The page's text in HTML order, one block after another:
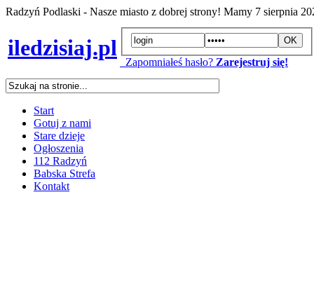
Radzyń Podlaski - Nasze miasto z dobrej strony! Mamy 7 sierpnia
iledzisiaj.pl
Zapomniałeś hasło? Zarejestruj się!
Start
Gotuj z nami
Stare dzieje
Ogłoszenia
112 Radzyń
Babska Strefa
Kontakt